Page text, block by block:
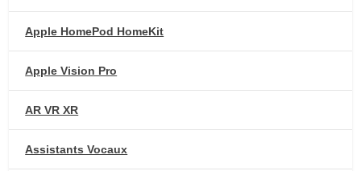
Apple HomePod HomeKit
Apple Vision Pro
AR VR XR
Assistants Vocaux